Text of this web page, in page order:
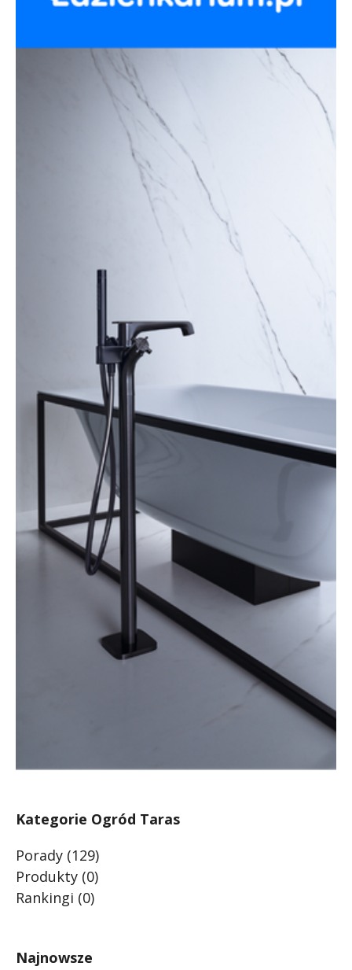
Kategorie Ogród Taras
Porady (129)
Produkty (0)
Rankingi (0)
Najnowsze